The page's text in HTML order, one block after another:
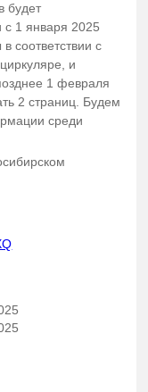
будет
с 1 января 2025
соответствии с
и
1 февраля
2 страниц. Будем
среди